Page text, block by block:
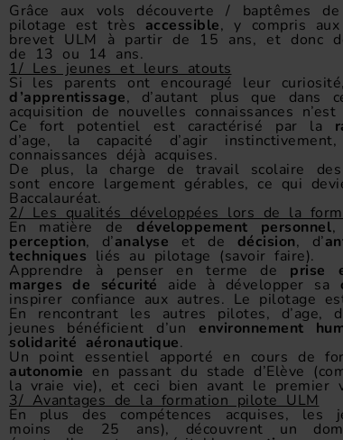
Grâce aux vols découverte / baptêmes
pilotage est très accessible, y compris
brevet ULM à partir de 15 ans, et donc
de 13 ou 14 ans.
1/ Les jeunes et leurs atouts
Si les parents ont encouragé leur
d’apprentissage, d’autant plus que dans
acquisition de nouvelles connaissances
Ce fort potentiel est caractérisé par la
d’age, la capacité d’agir
connaissances déjà acquises.
De plus, la charge de travail scolaire
sont encore largement gérables, ce qui
Baccalauréat.
2/ Les qualités développées lors de la
En matière de développement personnel,
perception, d’analyse et de décision, d’
techniques liés au pilotage (savoir faire).
Apprendre à penser en terme de prise
marges de sécurité aide à développer sa
inspirer confiance aux autres. Le pilotage
En rencontrant les autres pilotes,
jeunes bénéficient d’un environnement
solidarité aéronautique.
Un point essentiel apporté en cours de
autonomie en passant du stade d’Elève
la vraie vie), et ceci bien avant le premier
3/ Avantages de la formation pilote ULM
En plus des compétences acquises, les
moins de 25 ans), découvrent un